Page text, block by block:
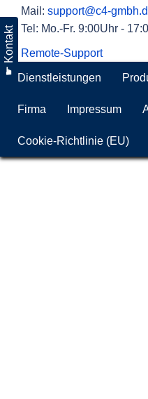
☛ Kontakt
Mail: support@c4-
Tel: Mo.-Fr. 9:00Uhr -
Remote-Support
Dienstleistungen
Firma Impressum
Cookie-Richtlinie (EU)